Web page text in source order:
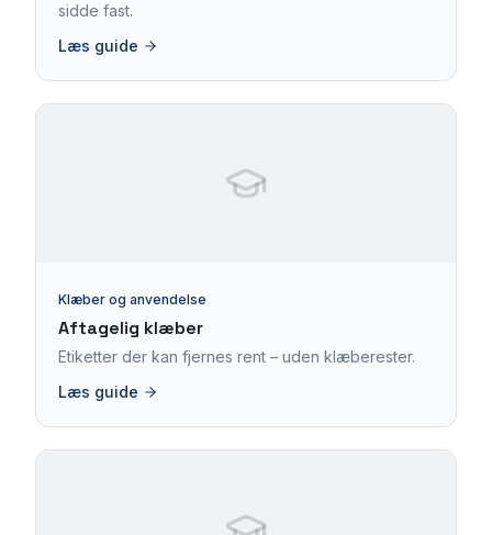
sidde fast.
Læs guide
Klæber og anvendelse
Aftagelig klæber
Etiketter der kan fjernes rent – uden klæberester.
Læs guide